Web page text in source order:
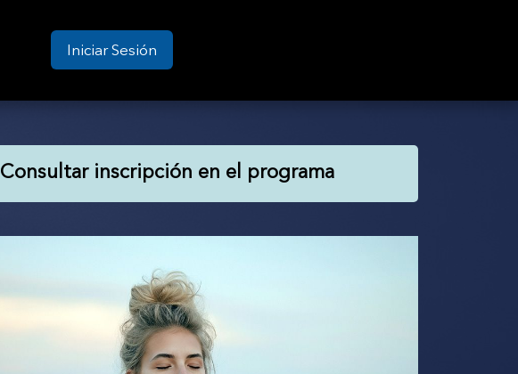
Iniciar Sesión
Consultar inscripción en el programa